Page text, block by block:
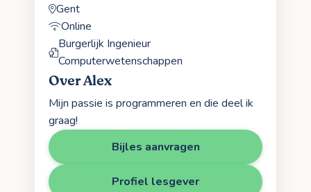
Gent
Online
Burgerlijk Ingenieur
Computerwetenschappen
Over Alex
Mijn passie is programmeren en die deel ik
graag!
Bijles aanvragen
Profiel lesgever